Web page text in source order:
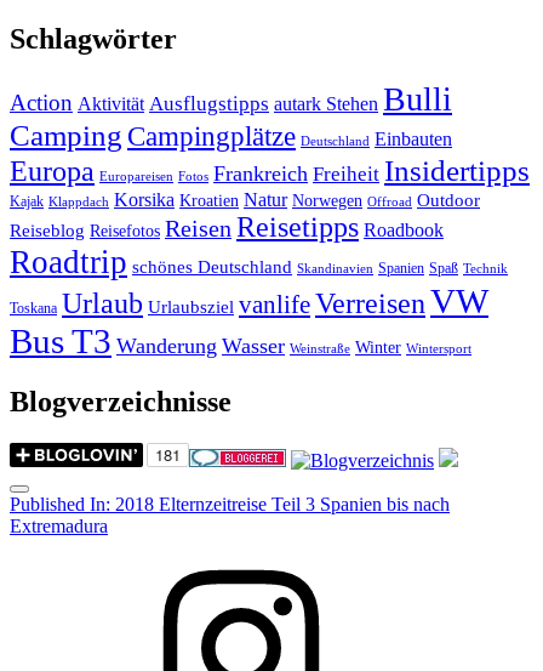
Schlagwörter
Action Aktivität Ausflugstipps autark Stehen Bulli
Camping Campingplätze Deutschland Einbauten
Europa Europareisen Fotos Frankreich Freiheit Insidertipps
Kajak Klappdach Korsika Kroatien Natur Norwegen Offroad Outdoor
Reiseblog Reisefotos ReisenReisetipps Roadbook
Roadtrip schönes Deutschland Skandinavien Spanien Spaß Technik
Toskana Urlaub Urlaubsziel vanlifeVerreisenVW
Bus T3 Wanderung Wasser Weinstraße Winter Wintersport
Blogverzeichnisse
Menu
Post
navigation
Published In: 2018 Elternzeitreise Teil 3 Spanien bis nach
Extremadura